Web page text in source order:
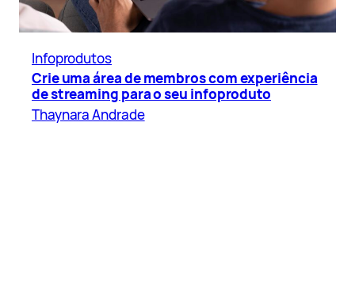
Infoprodutos
Crie uma área de membros com experiência
de streaming para o seu infoproduto
Thaynara Andrade